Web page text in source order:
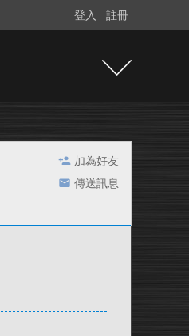
登入 註冊
加為好友
傳送訊息